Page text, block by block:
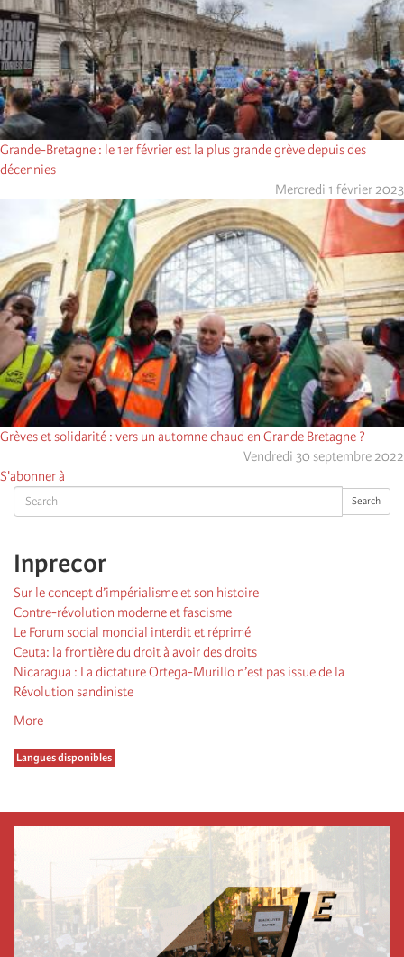
Search Search
Inprecor
Sur le concept d’impérialisme et son histoire
Contre-révolution moderne et fascisme
Le Forum social mondial interdit et réprimé
Ceuta: la frontière du droit à avoir des droits
Nicaragua : La dictature Ortega-Murillo n’est pas issue de la
Révolution sandiniste
More
Langues disponibles
Grande-Bretagne : le 1er février est la plus grande grève depuis des
décennies
Mercredi 1 février 2023
Grèves et solidarité : vers un automne chaud en Grande Bretagne ?
Vendredi 30 septembre 2022
S'abonner à